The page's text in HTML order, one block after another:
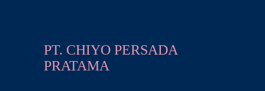
PT. CHIYO PERSADA
PRATAMA